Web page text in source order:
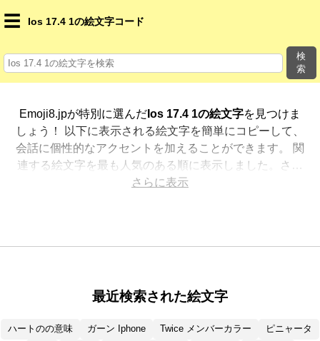
☰ Ios 17.4 1の絵文字コード
検
索
Emoji8.jpが特別に選んだ Ios 17.4 1の絵文字を見つけま
しょう！ 以下に表示される絵文字を簡単にコピーして、
会話に個性的なアクセントを加えることができます。 関
連する絵文字を最も人気のある順に表示しました。さら
に多くのオプションが欲しいですか？ 他のカテゴリを探
さらに表示
最近検索された絵文字
ハートのの意味 ガーン Iphone Twice メンバーカラー
ピニャータ